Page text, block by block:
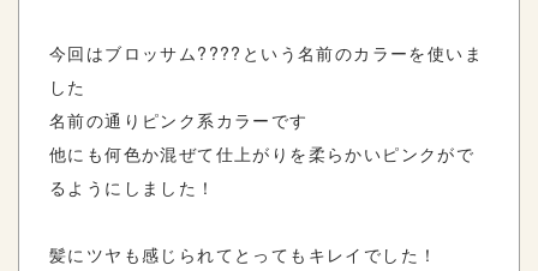
今回はブロッサム????という名前のカラーを使いま
した
名前の通りピンク系カラーです
他にも何色か混ぜて仕上がりを柔らかいピンクがで
るようにしました！
髪にツヤも感じられてとってもキレイでした！